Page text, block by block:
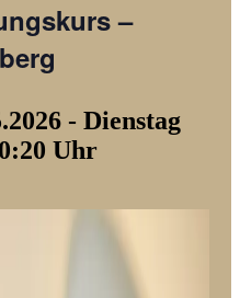
–
- Dienstag
Uhr